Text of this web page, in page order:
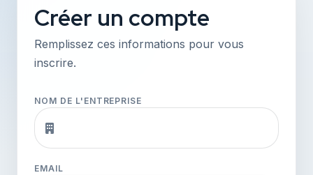
Créer un compte
Remplissez ces informations pour vous
inscrire.
NOM DE L'ENTREPRISE
EMAIL